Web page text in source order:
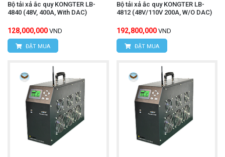
Bộ tải xả ắc quy KONGTER LB-
4840 (48V, 400A, With DAC)
128,000,000 VND
ĐẶT MUA
Bộ tải xả ắc quy KONGTER LB-
4812 (48V/110V 200A, W/O DAC)
192,800,000 VND
ĐẶT MUA